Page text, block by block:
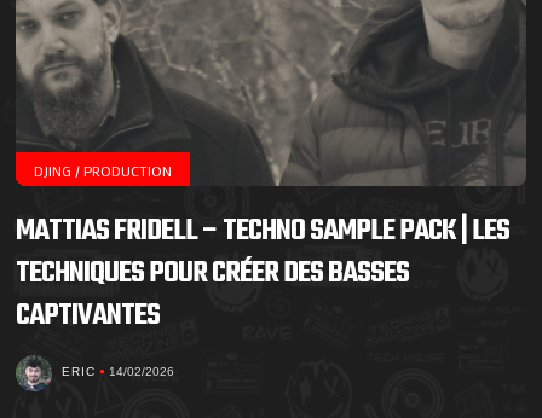
DJING / PRODUCTION
MATTIAS FRIDELL – TECHNO SAMPLE PACK | LES
TECHNIQUES POUR CRÉER DES BASSES
CAPTIVANTES
ERIC 14/02/2026